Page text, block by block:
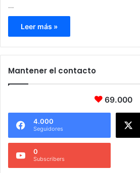
…
Leer más »
Mantener el contacto
69.000
4.000
Seguidores
0
Subscribers